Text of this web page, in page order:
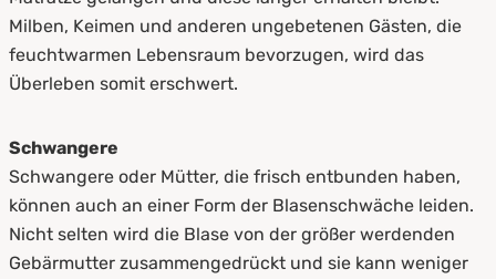
Milben, Keimen und anderen ungebetenen Gästen, die
feuchtwarmen Lebensraum bevorzugen, wird das
Überleben somit erschwert.
Schwangere
Schwangere oder Mütter, die frisch entbunden haben,
können auch an einer Form der Blasenschwäche leiden.
Nicht selten wird die Blase von der größer werdenden
Gebärmutter zusammengedrückt und sie kann weniger